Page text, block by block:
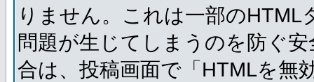
りません。これは一部の
問題が生じてしまうのを防ぐ
合は、投稿画面で「HTMLを無